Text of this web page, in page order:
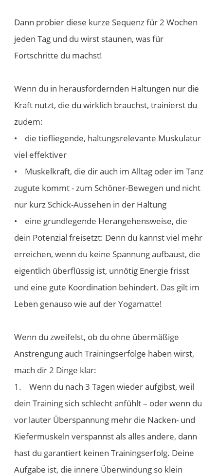
Dann probier diese kurze Sequenz für 2 Wochen
jeden Tag und du wirst staunen, was für
Fortschritte du machst!
Wenn du in herausfordernden Haltungen nur die
Kraft nutzt, die du wirklich brauchst, trainierst du
zudem:
• die tiefliegende, haltungsrelevante Muskulatur
viel effektiver
• Muskelkraft, die dir auch im Alltag oder im Tanz
zugute kommt - zum Schöner-Bewegen und nicht
nur kurz Schick-Aussehen in der Haltung
• eine grundlegende Herangehensweise, die
dein Potenzial freisetzt: Denn du kannst viel mehr
erreichen, wenn du keine Spannung aufbaust, die
eigentlich überflüssig ist, unnötig Energie frisst
und eine gute Koordination behindert. Das gilt im
Leben genauso wie auf der Yogamatte!
Wenn du zweifelst, ob du ohne übermäßige
Anstrengung auch Trainingserfolge haben wirst,
mach dir 2 Dinge klar:
1. Wenn du nach 3 Tagen wieder aufgibst, weil
dein Training sich schlecht anfühlt – oder wenn du
vor lauter Überspannung mehr die Nacken- und
Kiefermuskeln verspannst als alles andere, dann
hast du garantiert keinen Trainingserfolg. Deine
Aufgabe ist, die innere Überwindung so klein